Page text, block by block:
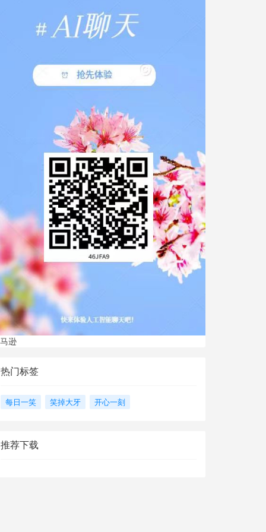
逊
热门标签
每日一笑 笑掉大牙 开心一刻
推荐下载